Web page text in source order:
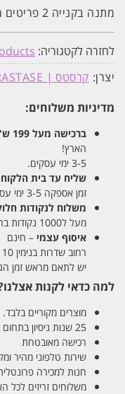
מתנה בקנייה 2 פריטים מהמותג קרסטס
לחזרה לקטגוריה:
יצרן: קרסטס | KERASTASE
מדיניות משלוחים:
ברכישה מעל 199 ש"ח
הארץ!
3-5 ימי עסקים.
שליח עד בית הלקוח
זמן אספקה 3-5 ימי עסקים.
משלוח לנקודות
מעל ל1000 נקודות ברחבי הארץ. זמן אספקה 5-8 ימי עסקים.
איסוף עצמי – חינם
רחוב שדרות בנימין 10 נתניה/ רחוב פנקס 12 נתניה – לבחירתכם
יש לתאם מראש זמן הגעה
למה כדאי לקנות
מוצרים מקוריים
25 שנות ניסיון בתחום מוצרי השיער והטיפוח
רכישה מאובטחת
שירות טלפוני מהיר
חנות למכירה פרונטלית
משלוחים זריזים לכל